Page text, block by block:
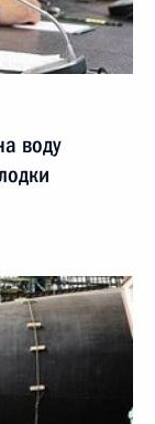
воду